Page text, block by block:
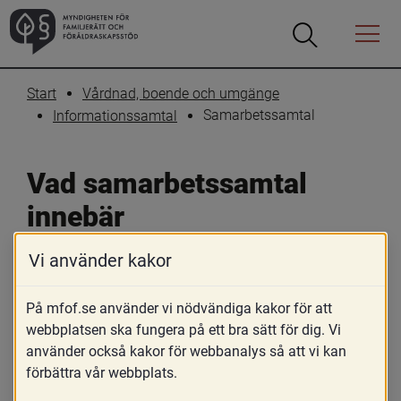
Öppna
Öppna
Menyn
Start
Vårdnad, boende och umgänge
Informationssamtal
Samarbetssamtal
Vad samarbetssamtal
innebär
Vi använder kakor
På mfof.se använder vi nödvändiga kakor för att
webbplatsen ska fungera på ett bra sätt för dig. Vi
använder också kakor för webbanalys så att vi kan
förbättra vår webbplats.